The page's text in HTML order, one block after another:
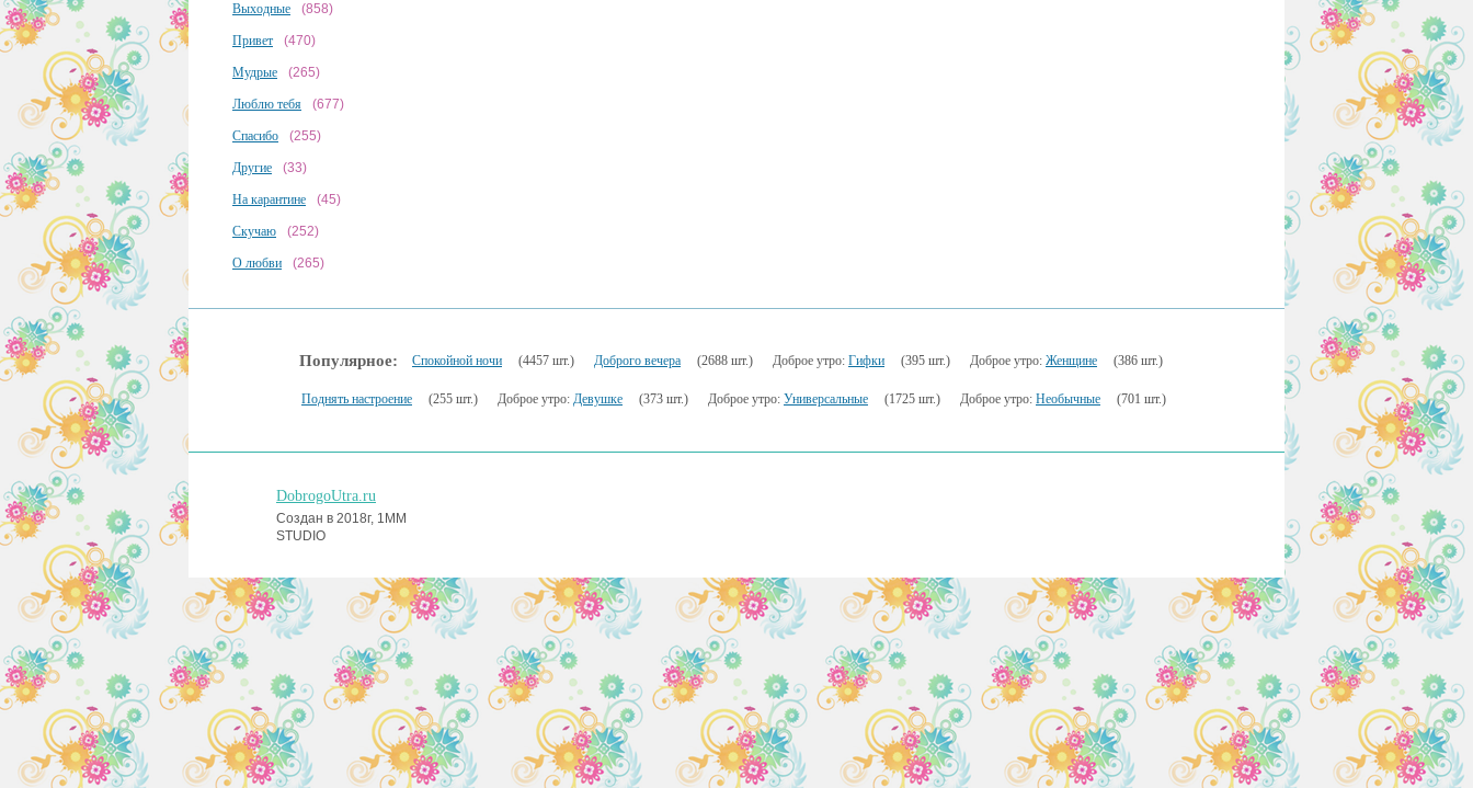
Выходные (858)
Привет (470)
Мудрые (265)
Люблю тебя (677)
Спасибо (255)
Другие (33)
На карантине (45)
Скучаю (252)
О любви (265)
Популярное: Спокойной ночи (4457 шт.) Доброго вечера (2688 шт.) Доброе утро: Гифки (395 шт.) Доброе утро: Женщине (386 шт.)
Поднять настроение (255 шт.) Доброе утро: Девушке (373 шт.) Доброе утро: Универсальные (1725 шт.) Доброе утро: Необычные (701 шт.)
DobrogoUtra.ru
Создан в 2018г, 1MM
STUDIO